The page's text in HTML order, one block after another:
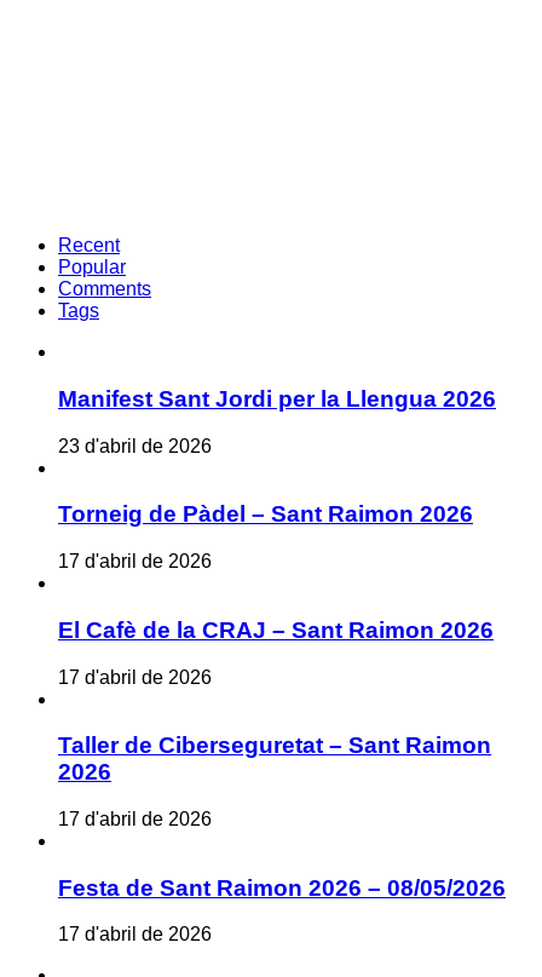
Recent
Popular
Comments
Tags
Manifest Sant Jordi per la Llengua 2026
23 d'abril de 2026
Torneig de Pàdel – Sant Raimon 2026
17 d'abril de 2026
El Cafè de la CRAJ – Sant Raimon 2026
17 d'abril de 2026
Taller de Ciberseguretat – Sant Raimon
2026
17 d'abril de 2026
Festa de Sant Raimon 2026 – 08/05/2026
17 d'abril de 2026